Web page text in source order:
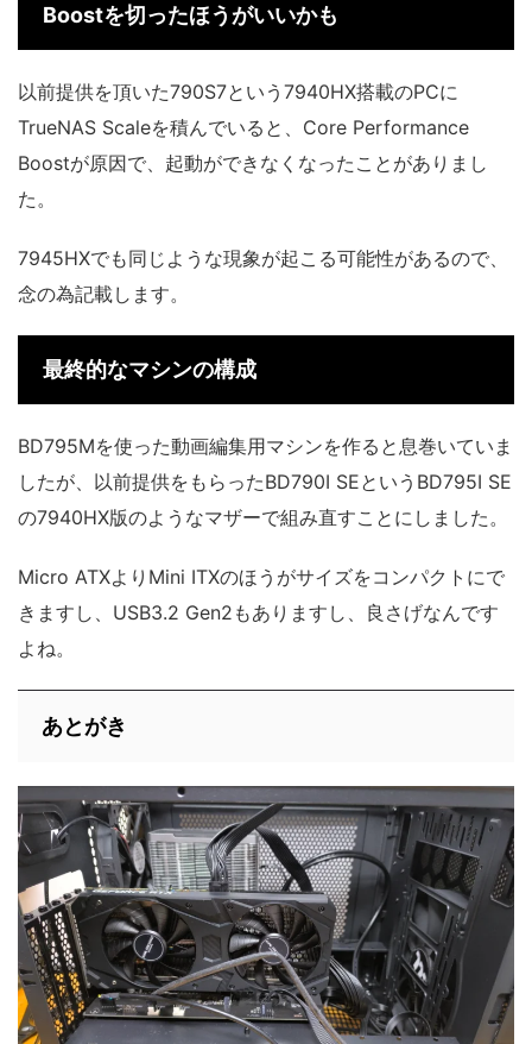
Boostを切ったほうがいいかも
以前提供を頂いた790S7という7940HX搭載のPCに
TrueNAS Scaleを積んでいると、Core Performance
Boostが原因で、起動ができなくなったことがありまし
た。
7945HXでも同じような現象が起こる可能性があるので、
念の為記載します。
最終的なマシンの構成
BD795Mを使った動画編集用マシンを作ると息巻いていま
したが、以前提供をもらったBD790I SEというBD795I SE
の7940HX版のようなマザーで組み直すことにしました。
Micro ATXよりMini ITXのほうがサイズをコンパクトにで
きますし、USB3.2 Gen2もありますし、良さげなんです
よね。
あとがき